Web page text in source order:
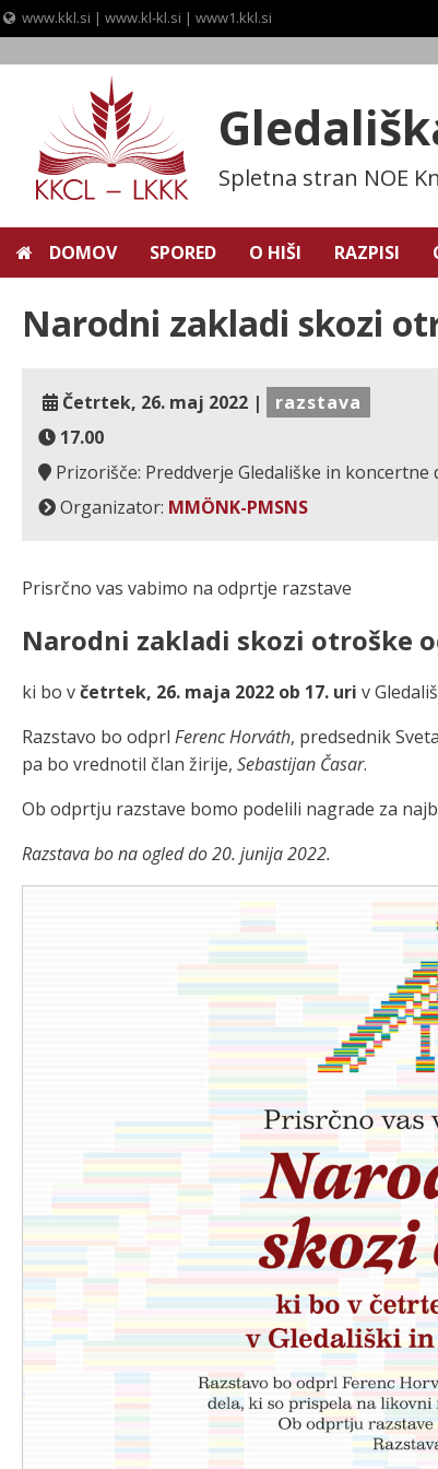
www.kkl.si | www.kl-kl.si | www1.kkl.si
Spletna stran NOE
DOMOV SPORED O HIŠI RAZPISI
Narodni zakladi skozi
Četrtek, 26. maj 2022 |
razstava
17.00
Prizorišče: Preddverje Gledališke in koncertne
Organizator: MMÖNK-PMSNS
Prisrčno vas vabimo na odprtje razstave
Narodni zakladi skozi otroške
ki bo včetrtek, 26. maja 2022 ob 17. uri v
Razstavo bo odprl Ferenc Horváth, predsednik
pa bo vrednotil član žirije, Sebastijan Časar.
Ob odprtju razstave bomo podelili nagrade za
Razstava bo na ogled do 20. junija 2022.